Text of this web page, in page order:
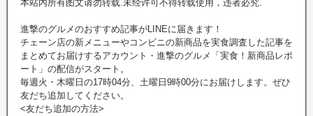
本站內所有图文请勿转载.未经许可不得转载使用，违者必究.
進撃のグルメのおすすめ記事がLINEに届きます！
チェーン店の新メニューやコンビニの新商品を実食調査した記事を
まとめてお届けするアカウント・進撃のグルメ「実食！新商品レポ
ート」の配信がスタート。
毎週火・木曜日の17時04分、土曜日9時00分にお届けします。ぜひ
友だち追加してください。
<友だち追加の方法>